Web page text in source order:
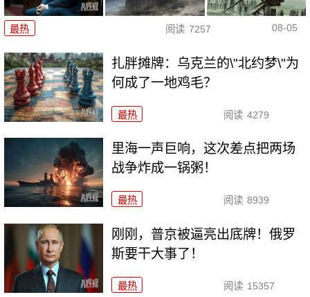
最热 阅读 7257 08-05
扎胖摊牌：乌克兰的\"北约梦\"为
何成了一地鸡毛？
最热 阅读 4279
里海一声巨响，这次差点把两场
战争炸成一锅粥！
最热 阅读 8939
刚刚，普京被逼亮出底牌！俄罗
斯要干大事了！
最热 阅读 15357